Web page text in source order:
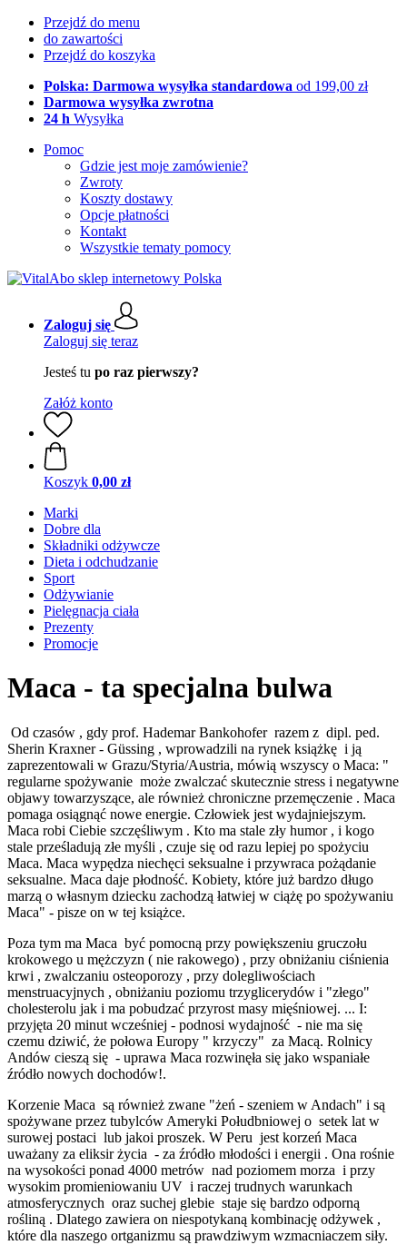
Przejdź do menu
do zawartości
Przejdź do koszyka
Polska: Darmowa wysyłka standardowa od 199,00 zł
Darmowa wysyłka zwrotna
24 h Wysyłka
Pomoc
Gdzie jest moje zamówienie?
Zwroty
Koszty dostawy
Opcje płatności
Kontakt
Wszystkie tematy pomocy
Zaloguj się
Zaloguj się teraz
Jesteś tu po raz pierwszy?
Załóż konto
Koszyk 0,00 zł
Marki
Dobre dla
Składniki odżywcze
Dieta i odchudzanie
Sport
Odżywianie
Pielęgnacja ciała
Prezenty
Promocje
Maca - ta specjalna bulwa
Od czasów , gdy prof. Hademar Bankohofer razem z dipl. ped.
Sherin Kraxner - Güssing , wprowadzili na rynek książkę i ją
zaprezentowali w Grazu/Styria/Austria, mówią wszyscy o Maca: "
regularne spożywanie może zwalczać skutecznie stress i negatywne
objawy towarzyszące, ale również chroniczne przemęczenie . Maca
pomaga osiągnąć nowe energie. Człowiek jest wydajniejszym.
Maca robi Ciebie szczęśliwym . Kto ma stale zły humor , i kogo
stale prześladują złe myśli , czuje się od razu lepiej po spożyciu
Maca. Maca wypędza niechęci seksualne i przywraca pożądanie
seksualne. Maca daje płodność. Kobiety, które już bardzo długo
marzą o własnym dziecku zachodzą łatwiej w ciążę po spożywaniu
Maca" - pisze on w tej książce.
Poza tym ma Maca być pomocną przy powiększeniu gruczołu
krokowego u mężczyzn ( nie rakowego) , przy obniżaniu ciśnienia
krwi , zwalczaniu osteoporozy , przy dolegliwościach
menstruacyjnych , obniżaniu poziomu trzyglicerydów i "złego"
cholesterolu jak i ma pobudzać przyrost masy mięśniowej. ... I:
przyjęta 20 minut wcześniej - podnosi wydajność - nie ma się
czemu dziwić, że połowa Europy " krzyczy" za Macą. Rolnicy
Andów cieszą się - uprawa Maca rozwinęła się jako wspaniałe
źródło nowych dochodów!.
Korzenie Maca są również zwane "żeń - szeniem w Andach" i są
spożywane przez tubylców Ameryki Połudbniowej o setek lat w
surowej postaci lub jakoi proszek. W Peru jest korzeń Maca
uważany za eliksir życia - za źródło młodości i energii . Ona rośnie
na wysokości ponad 4000 metrów nad poziomem morza i przy
wysokim promieniowaniu UV i raczej trudnych warunkach
atmosferycznych oraz suchej glebie staje się bardzo odporną
rośliną . Dlatego zawiera on niespotykaną kombinację odżywek ,
które dla naszego ortganizmu są prawdziwym wzmacniaczem siły.